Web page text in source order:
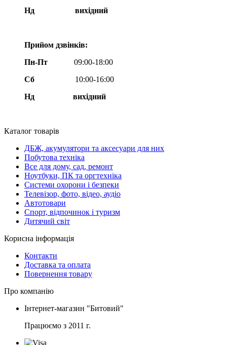
Нд вихідний
Прийом дзвінків:
Пн-Пт
09:00-18:00
Сб
10:00-16:00
Нд вихідний
Каталог товарів
ДБЖ, акумулятори та аксесуари для них
Побутова техніка
Все для дому, сад, ремонт
Ноутбуки, ПК та оргтехніка
Системи охорони і безпеки
Телевізор, фото, відео, аудіо
Автотовари
Спорт, відпочинок і туризм
Дитячий світ
Корисна інформація
Контакти
Доставка та оплата
Повернення товару
Про компанію
Інтернет-магазин "Битовий"
Працюємо з 2011 г.